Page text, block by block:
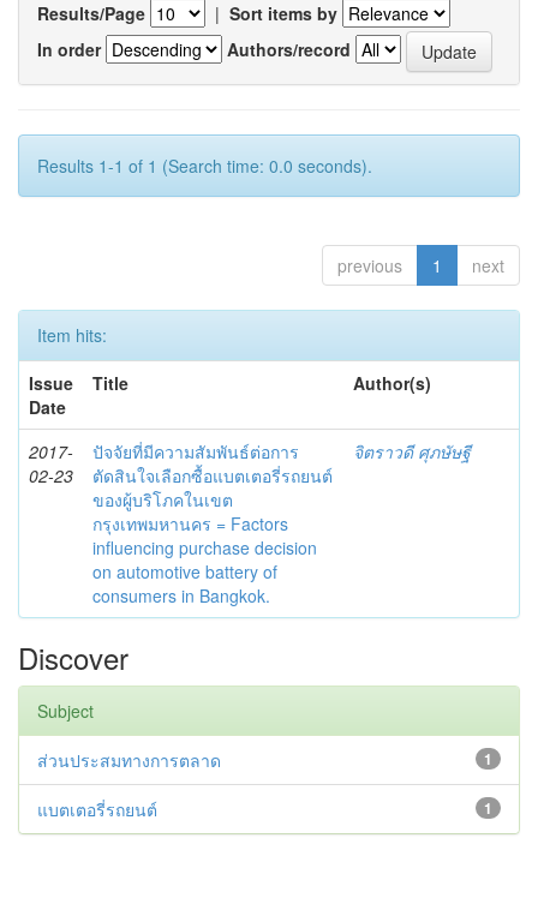
Results/Page | Sort items by
In order
Authors/record
Results 1-1 of 1 (Search time: 0.0 seconds).
previous 1 next
Item hits:
Issue
Date
Title Author(s)
2017-
02-23
ปัจจัยที่มีความสัมพันธ์ต่อการ
ตัดสินใจเลือกซื้อแบตเตอรี่รถยนต์
ของผู้บริโภคในเขต
กรุงเทพมหานคร = Factors
influencing purchase decision
on automotive battery of
consumers in Bangkok.
จิตราวดี ศุภษัษฐี
Discover
Subject
1
ส่วนประสมทางการตลาด
1
แบตเตอรี่รถยนต์